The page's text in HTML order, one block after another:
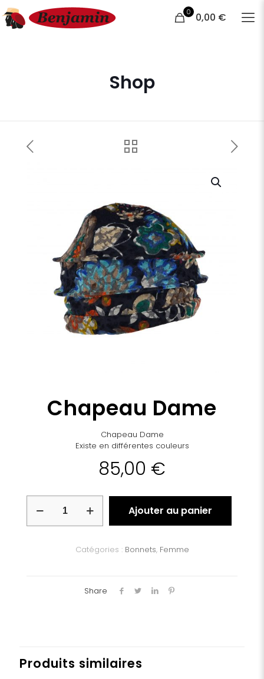
0 0,00 €
Shop
Chapeau Dame
Chapeau Dame
Existe en différentes couleurs
85,00 €
Chapeau
Ajouter au panier
Catégories : Bonnets, Femme
Share
Produits similaires